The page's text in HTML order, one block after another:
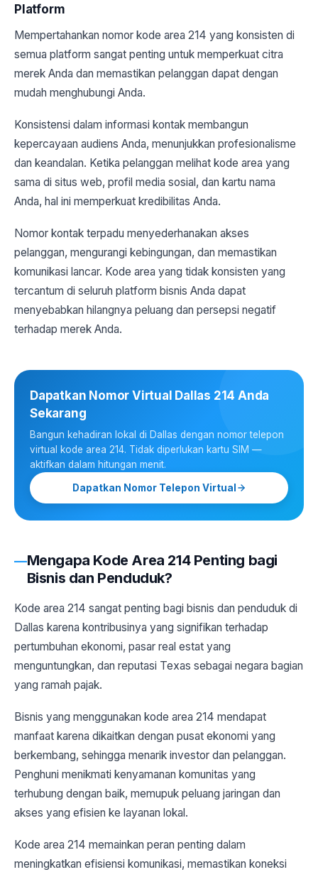
Platform
Mempertahankan nomor kode area 214 yang konsisten di
semua platform sangat penting untuk memperkuat citra
merek Anda dan memastikan pelanggan dapat dengan
mudah menghubungi Anda.
Konsistensi dalam informasi kontak membangun
kepercayaan audiens Anda, menunjukkan profesionalisme
dan keandalan. Ketika pelanggan melihat kode area yang
sama di situs web, profil media sosial, dan kartu nama
Anda, hal ini memperkuat kredibilitas Anda.
Nomor kontak terpadu menyederhanakan akses
pelanggan, mengurangi kebingungan, dan memastikan
komunikasi lancar. Kode area yang tidak konsisten yang
tercantum di seluruh platform bisnis Anda dapat
menyebabkan hilangnya peluang dan persepsi negatif
terhadap merek Anda.
Dapatkan Nomor Virtual Dallas 214 Anda
Sekarang
Bangun kehadiran lokal di Dallas dengan nomor telepon
virtual kode area 214. Tidak diperlukan kartu SIM —
aktifkan dalam hitungan menit.
Dapatkan Nomor Telepon Virtual
Mengapa Kode Area 214 Penting bagi
Bisnis dan Penduduk?
Kode area 214 sangat penting bagi bisnis dan penduduk di
Dallas karena kontribusinya yang signifikan terhadap
pertumbuhan ekonomi, pasar real estat yang
menguntungkan, dan reputasi Texas sebagai negara bagian
yang ramah pajak.
Bisnis yang menggunakan kode area 214 mendapat
manfaat karena dikaitkan dengan pusat ekonomi yang
berkembang, sehingga menarik investor dan pelanggan.
Penghuni menikmati kenyamanan komunitas yang
terhubung dengan baik, memupuk peluang jaringan dan
akses yang efisien ke layanan lokal.
Kode area 214 memainkan peran penting dalam
meningkatkan efisiensi komunikasi, memastikan koneksi